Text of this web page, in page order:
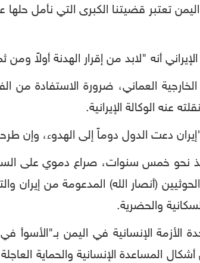
تعتبر قضيتنا الكبرى التي نأمل حلها
أنه "لابد من إقرار الهدنة أولاً ومن
الخارجية العماني، ضرورة الاستفادة
عنه الوكالة الإيرانية.
دعت الدول دوماً إلى الهدوء، وإن
نحو خمس سنوات، صراع دموي على
والحضرية.